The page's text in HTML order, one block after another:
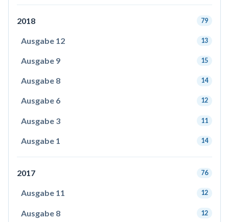
2018 79
Ausgabe 12 13
Ausgabe 9 15
Ausgabe 8 14
Ausgabe 6 12
Ausgabe 3 11
Ausgabe 1 14
2017 76
Ausgabe 11 12
Ausgabe 8 12